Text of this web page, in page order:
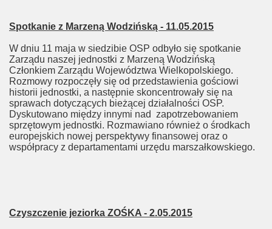
Spotkanie z Marzeną Wodzińską - 11.05.2015
W dniu 11 maja w siedzibie OSP odbyło się spotkanie
Zarządu naszej jednostki z Marzeną Wodzińską
Członkiem Zarządu Województwa Wielkopolskiego.
Rozmowy rozpoczęły się od przedstawienia gościowi
historii jednostki, a następnie skoncentrowały się na
sprawach dotyczących bieżącej działalności OSP.
Dyskutowano między innymi nad zapotrzebowaniem
sprzętowym jednostki. Rozmawiano również o środkach
europejskich nowej perspektywy finansowej oraz o
współpracy z departamentami urzędu marszałkowskiego.
Czyszczenie jeziorka ZOŚKA - 2.05.2015